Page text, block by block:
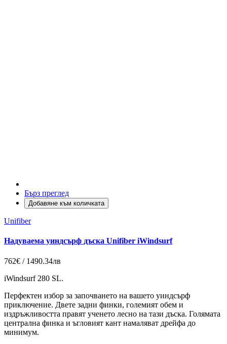
Бърз преглед
Добавяне към количката
Unifiber
Надуваема уиндсърф дъска Unifiber iWindsurf
762€ / 1490.34лв
iWindsurf 280 SL.
Перфектен избор за започването на вашето уиндсърф
приключение. Двете задни финки, големият обем и
издръжливостта правят ученето лесно на тази дъска. Голямата
централна финка и ъгловият кант намаляват дрейфа до
минимум.